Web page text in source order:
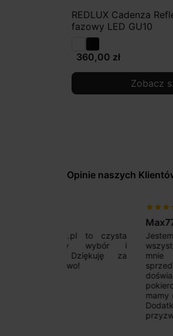
REDLUX Cadenza
fazowy LED GU10
360,00 zł
Zobacz
Opinie naszych
Jestem bardzo
wszystkim od
mnie
sprzedającego.
doświadczenie i potrafi
pokierować i doradzić
mamy nasze
Dodatkowo udało się
przyzwoitych